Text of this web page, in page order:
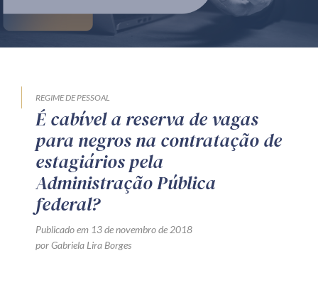
Produtos e serviços
Orientação por Escrito
Mentoria Zênite
Capacitação
Eventos presenciais
Zênite in Company
REGIME DE PESSOAL
É cabível a reserva de vagas
para negros na contratação de
estagiários pela
Administração Pública
federal?
Publicado em 13 de novembro de 2018
por Gabriela Lira Borges